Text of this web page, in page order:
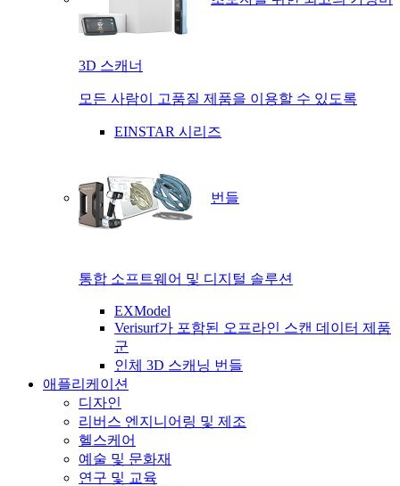
3D 스캐너
모든 사람이 고품질 제품을 이용할 수 있도록
EINSTAR 시리즈
번들
통합 소프트웨어 및 디지털 솔루션
EXModel
Verisurf가 포함된 오프라인 스캔 데이터 제품
군
인체 3D 스캐닝 번들
애플리케이션
디자인
리버스 엔지니어링 및 제조
헬스케어
예술 및 문화재
연구 및 교육